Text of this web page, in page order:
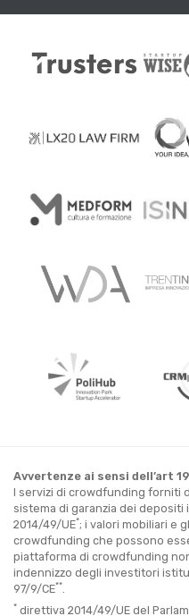
Avvertenze ai sensi dell’art
I servizi di crowdfunding forniti
sistema di garanzia dei
2014/49/UE*; i valori mobiliari e
crowdfunding che possono
piattaforma di crowdfunding
indennizzo degli investitori
97/9/CE**
* direttiva 2014/49/UE del